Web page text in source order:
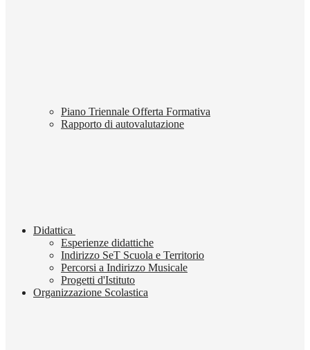
Piano Triennale Offerta Formativa
Rapporto di autovalutazione
Didattica
Esperienze didattiche
Indirizzo SeT Scuola e Territorio
Percorsi a Indirizzo Musicale
Progetti d'Istituto
Organizzazione Scolastica